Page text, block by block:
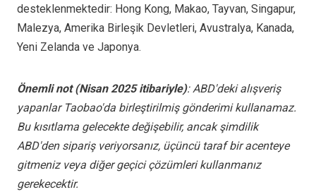
desteklenmektedir: Hong Kong, Makao, Tayvan, Singapur,
Malezya, Amerika Birleşik Devletleri, Avustralya, Kanada,
Yeni Zelanda ve Japonya.
Önemli not (Nisan 2025 itibariyle): ABD'deki alışveriş
yapanlar Taobao'da birleştirilmiş gönderimi kullanamaz.
Bu kısıtlama gelecekte değişebilir, ancak şimdilik
ABD'den sipariş veriyorsanız, üçüncü taraf bir acenteye
gitmeniz veya diğer geçici çözümleri kullanmanız
gerekecektir.